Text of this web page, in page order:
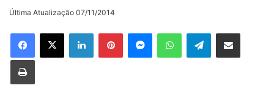
on
Última Atualização 07/11/2014
LinkedinPinterestMessengerWhatsAppTelegramCompartilhar via e-mail
Imprimir